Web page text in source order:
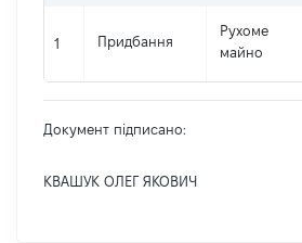
1 Придбання
Рухоме
майно
Документ підписано:
КВАШУК ОЛЕГ ЯКОВИЧ